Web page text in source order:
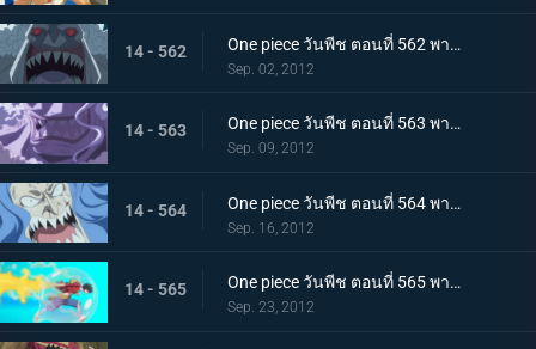
14 - 562 One piece วันพีช ตอนที่ 562 พากย์ไทย ลูฟี่พ่ายแพ้!? ถึงเวลาแก้แค้นของโฮดี้
Sep. 02, 2012
14 - 563 One piece วันพีช ตอนที่ 563 พากย์ไทย ความจริงที่น่าตกใจ! ตัวตนที่แท้จริงของโฮดี้!
Sep. 09, 2012
14 - 564 One piece วันพีช ตอนที่ 564 พากย์ไทย กลับสู่ศูนย์! คำขออันแรงกล้าต่อลูฟี่!
Sep. 16, 2012
14 - 565 One piece วันพีช ตอนที่ 565 พากย์ไทย ลูพี่โจมตีทุ่มสุดตัว! ระเบิดหมัด เรด ฮอว์ค
Sep. 23, 2012